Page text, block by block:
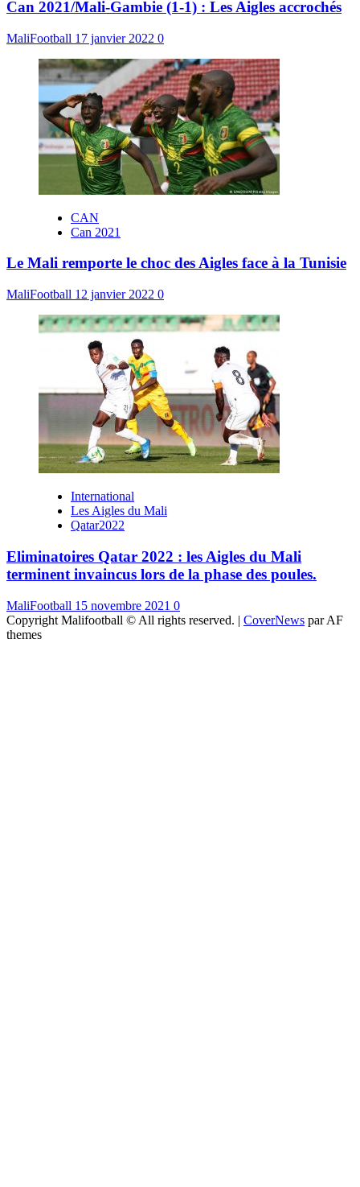
Can 2021/Mali-Gambie (1-1) : Les Aigles accrochés
MaliFootball 17 janvier 2022 0
CAN
Can 2021
Le Mali remporte le choc des Aigles face à la Tunisie
MaliFootball 12 janvier 2022 0
International
Les Aigles du Mali
Qatar2022
Eliminatoires Qatar 2022 : les Aigles du Mali
terminent invaincus lors de la phase des poules.
MaliFootball 15 novembre 2021 0
Copyright Malifootball © All rights reserved. | CoverNews par AF
themes